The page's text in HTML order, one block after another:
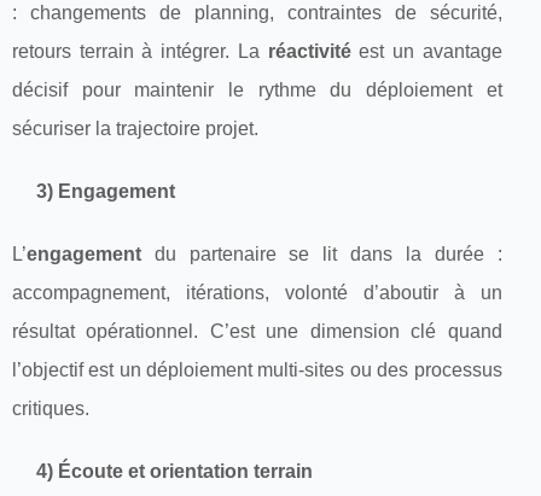
: changements de planning, contraintes de sécurité,
retours terrain à intégrer. La réactivitéest un avantage
décisif pour maintenir le rythme du déploiement et
sécuriser la trajectoire projet.
3) Engagement
L’engagement du partenaire se lit dans la durée :
accompagnement, itérations, volonté d’aboutir à un
résultat opérationnel. C’est une dimension clé quand
l’objectif est un déploiement multi-sites ou des processus
critiques.
4) Écoute et orientation terrain